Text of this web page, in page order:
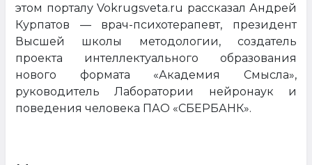
этом порталу Vokrugsveta.ru рассказал Андрей
Курпатов — врач-психотерапевт, президент
Высшей школы методологии, создатель
проекта интеллектуального образования
нового формата «Академия Смысла»,
руководитель Лаборатории нейронаук и
поведения человека ПАО «СБЕРБАНК».